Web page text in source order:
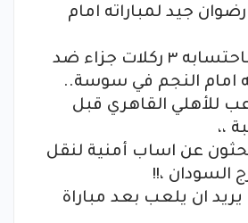
جيد لمباراته امام
▪︎ رضوان اشتهر باحتسابه ٣ ركلات جزاء ضد
امام النجم في سوسة..
للأهلي القاهري قبل
،،
عن اساب أمنية لنقل
السودان ،!!
يريد ان يلعب بعد مباراة